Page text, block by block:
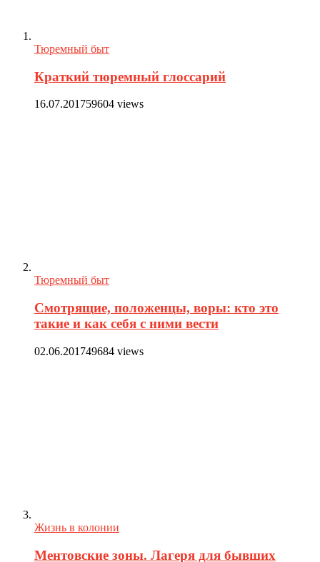
Тюремный быт
Краткий тюремный глоссарий
16.07.201759604 views
Тюремный быт
Смотрящие, положенцы, воры: кто это
такие и как себя с ними вести
02.06.201749684 views
Жизнь в колонии
Ментовские зоны. Лагеря для бывших